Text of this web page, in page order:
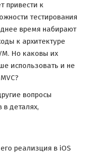
привести к
тестирования
время набирают
к архитектуре
Но каковы их
использовать и не
вопросы
в деталях,
реализция в iOS